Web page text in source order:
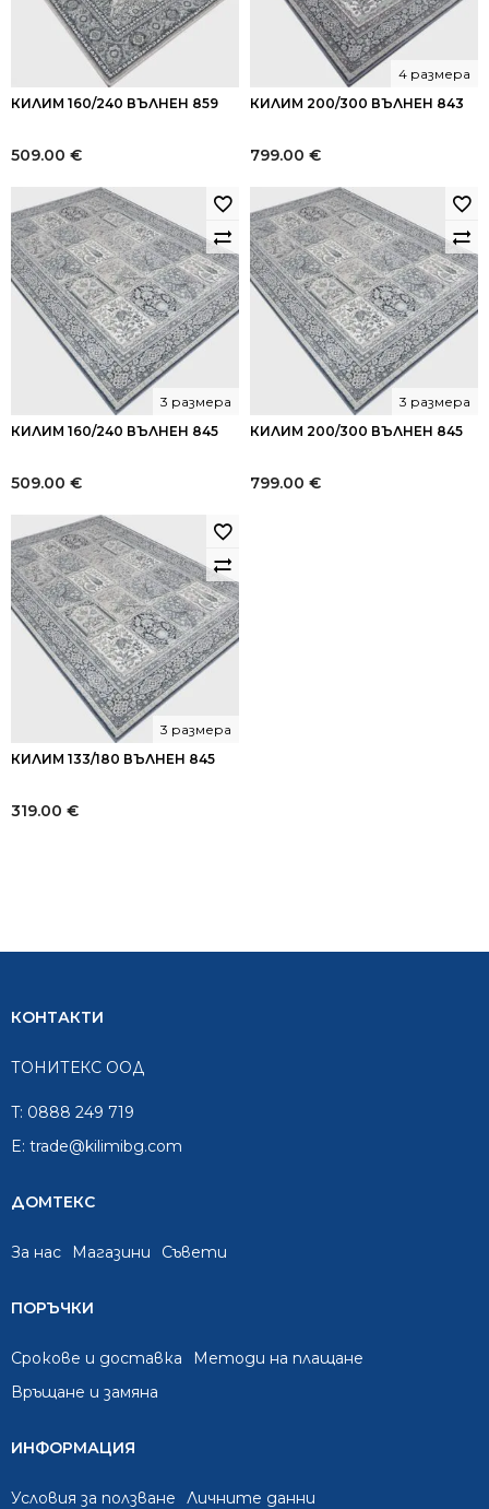
КИЛИМ 160/240 ВЪЛНЕН 859
509.00 €
КИЛИМ 200/300 ВЪЛНЕН 843
4 размера
799.00 €
КИЛИМ 160/240 ВЪЛНЕН 845
3 размера
509.00 €
КИЛИМ 200/300 ВЪЛНЕН 845
3 размера
799.00 €
КИЛИМ 133/180 ВЪЛНЕН 845
3 размера
319.00 €
КОНТАКТИ
ТОНИТЕКС ООД
T: 0888 249 719
E: trade@kilimibg.com
ДОМТЕКС
За нас Mагазини Съвети
ПОРЪЧКИ
Срокове и доставка
Методи на плащане
Връщане и замяна
ИНФОРМАЦИЯ
Условия за ползване Личните данни